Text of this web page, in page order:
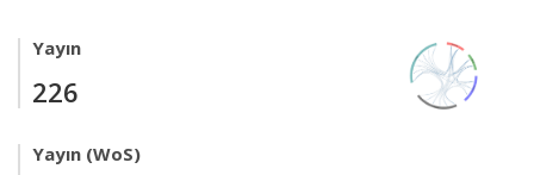
Yayın
226
Yayın (WoS)